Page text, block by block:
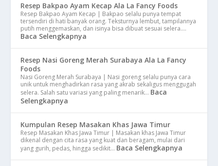
Resep Bakpao Ayam Kecap Ala La Fancy Foods
Resep Bakpao Ayam Kecap | Bakpao selalu punya tempat
tersendiri di hati banyak orang. Teksturnya lembut, tampilannya
putih menggemaskan, dan isinya bisa dibuat sesuai selera.…
Baca Selengkapnya
Resep Nasi Goreng Merah Surabaya Ala La Fancy
Foods
Nasi Goreng Merah Surabaya | Nasi goreng selalu punya cara
unik untuk menghadirkan rasa yang akrab sekaligus menggugah
selera. Salah satu variasi yang paling menarik… Baca
Selengkapnya
Kumpulan Resep Masakan Khas Jawa Timur
Resep Masakan Khas Jawa Timur | Masakan khas Jawa Timur
dikenal dengan cita rasa yang kuat dan beragam, mulai dari
yang gurih, pedas, hingga sedikit… Baca Selengkapnya